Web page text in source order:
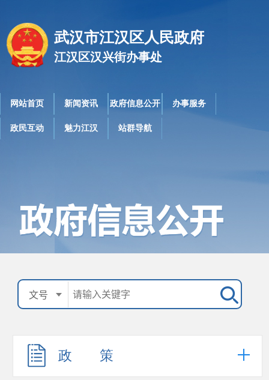
武汉市江汉区人民政府
江汉区汉兴街办事处
网站首页 新闻资讯 政府信息公开 办事服务
政民互动 魅力江汉 站群导航
政 策